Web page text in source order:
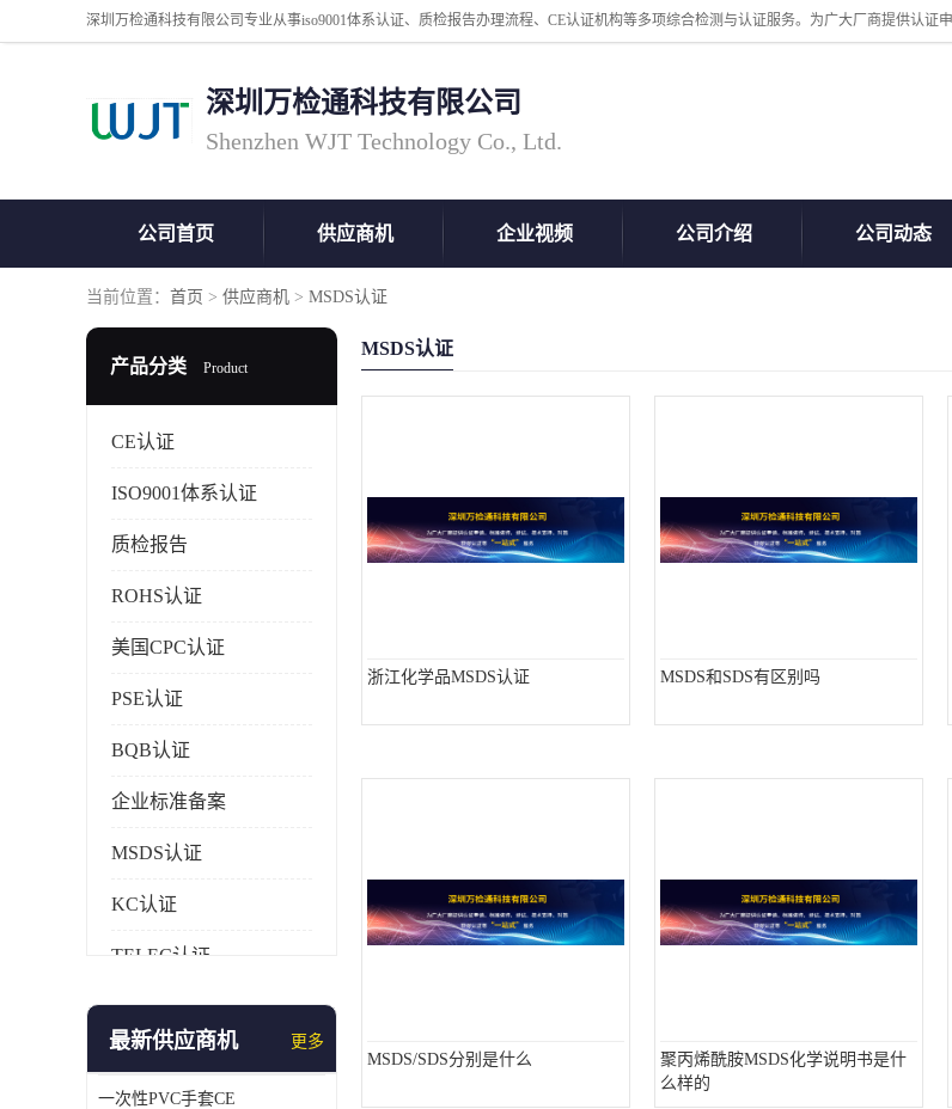
深圳万检通科技有限公司
Shenzhen WJT Technology Co., Ltd.
公司首页 供应商机 企业视频 公司介绍 公司动态
当前位置： 首页 > 供应商机 > MSDS认证
产品分类 Product
CE认证
ISO9001体系认证
质检报告
ROHS认证
美国CPC认证
PSE认证
BQB认证
企业标准备案
MSDS认证
KC认证
TELEC认证
CCC认证
最新供应商机 更多
一次性PVC手套CE
MSDS认证
浙江化学品MSDS认证 MSDS和SDS有区别吗
MSDS/SDS分别是什么
聚丙烯酰胺MSDS化学说明书是什
么样的